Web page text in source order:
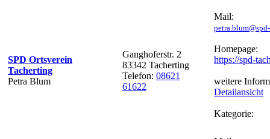
SPD Ortsverein
Tacherting
Petra Blum
Ganghoferstr. 2
83342 Tacherting
Telefon: 08621
61622
Mail:
Homepage:
https://spd-
weitere
Detailansicht
Kategorie: